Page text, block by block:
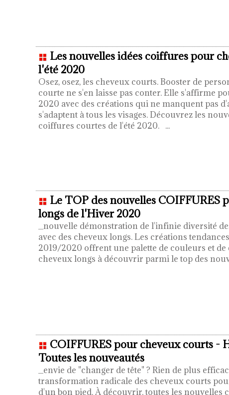
Les nouvelles idées coiffures pour
l'été 2020
Osez, osez, les cheveux courts. Booster de
courte ne s'en laisse pas conter. Elle s'affirme
2020 avec des créations qui ne manquent pas
s'adaptent à tous les visages. Découvrez les
coiffures courtes de l'été 2020. ...
Le TOP des nouvelles COIFFURES
longs de l'Hiver 2020
_nouvelle démonstration de l'infinie diversité
avec des cheveux longs. Les créations
2019/2020 offrent une palette de couleurs et
cheveux longs à découvrir parmi le top des
COIFFURES pour cheveux courts -
Toutes les nouveautés
_envie de "changer de tête" ? Rien de plus
transformation radicale des cheveux courts
d'un bon pied. À découvrir, toutes les nouvelles